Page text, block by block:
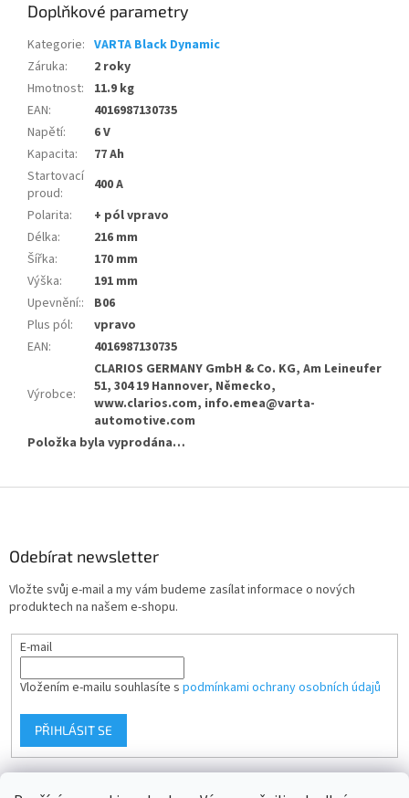
Doplňkové parametry
Kategorie: VARTA Black Dynamic
Záruka:
2 roky
Hmotnost:
11.9 kg
EAN:
4016987130735
Napětí:
6 V
Kapacita:
77 Ah
Startovací
proud:
400 A
Polarita:
+ pól vpravo
Délka:
216 mm
Šířka:
170 mm
Výška:
191 mm
Upevnění::
B06
Plus pól:
vpravo
EAN: 4016987130735
Výrobce:
CLARIOS GERMANY GmbH & Co. KG, Am Leineufer
51, 304 19 Hannover, Německo,
www.clarios.com, info.emea@varta-
automotive.com
Položka byla vyprodána…
Odebírat newsletter
Vložte svůj e-mail a my vám budeme zasílat informace o nových
produktech na našem e-shopu.
E-mail
Vložením e-mailu souhlasíte s podmínkami ochrany osobních údajů
PŘIHLÁSIT SE